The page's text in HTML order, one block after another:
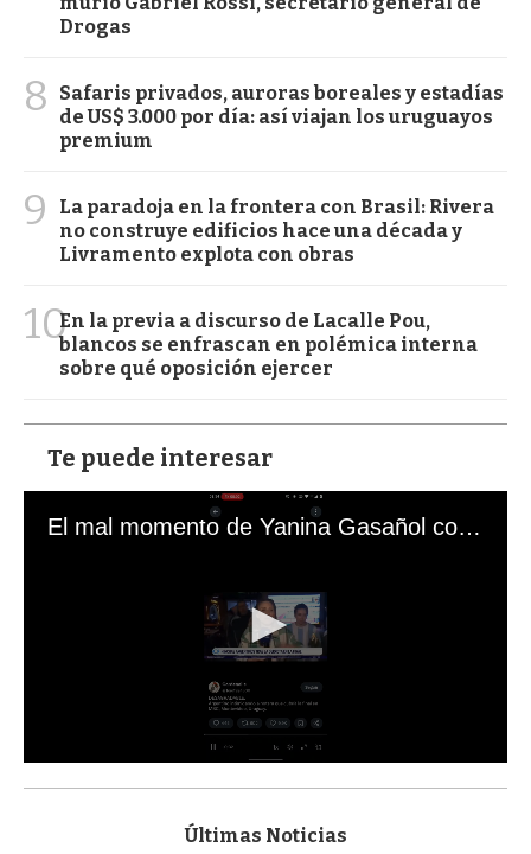
Drogas
8
Safaris privados, auroras boreales y estadías
de US$ 3.000 por día: así viajan los uruguayos
premium
9
La paradoja en la frontera con Brasil: Rivera
no construye edificios hace una década y
Livramento explota con obras
10En la previa a discurso de Lacalle Pou,
blancos se enfrascan en polémica interna
sobre qué oposición ejercer
Te puede interesar
El mal momento de Yanina Gasañol con un hincha argentino en "Subrayado"
s
Últimas Noticias